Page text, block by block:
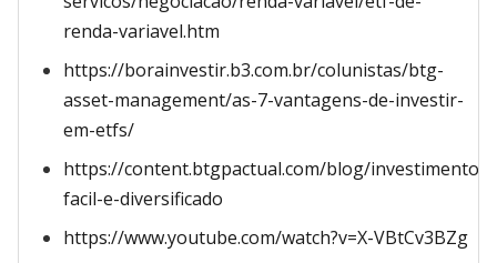
renda-variavel.htm
https://borainvestir.b3.com.br/colunistas/btg-
asset-management/as-7-vantagens-de-investir-
em-etfs/
https://content.btgpactual.com/blog/
facil-e-diversificado
https://www.youtube.com/watch?v=X-VBtCv3BZg